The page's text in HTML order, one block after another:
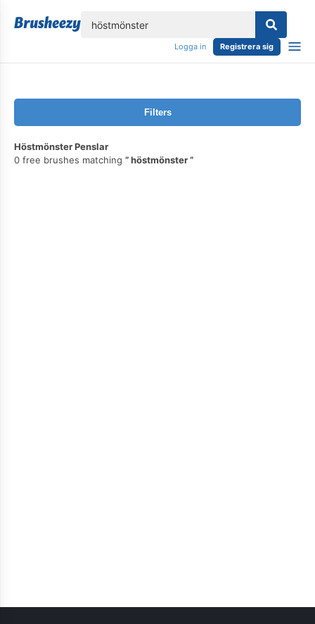
Logga in Registrera sig
Filters
Höstmönster Penslar
0 free brushes matching
höstmönster